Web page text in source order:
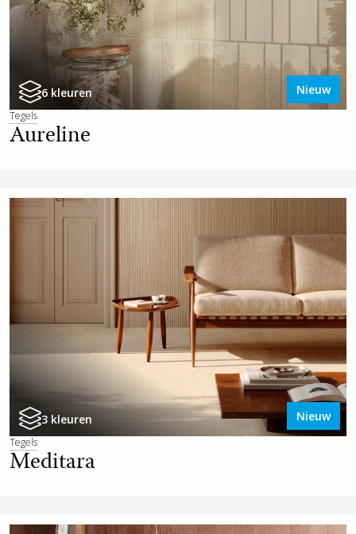
6 kleuren Nieuw
Tegels
Aureline
3 kleuren Nieuw
Tegels
Meditara